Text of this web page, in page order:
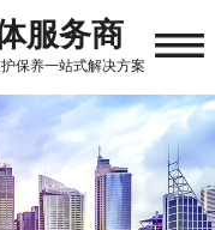
服务商
保养一站式解决方案 ≡